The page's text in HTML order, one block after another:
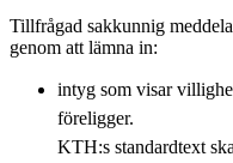
Tillfrågad sakkunnig
genom att lämna in:
intyg som visar
föreligger.
KTH:s standardtext